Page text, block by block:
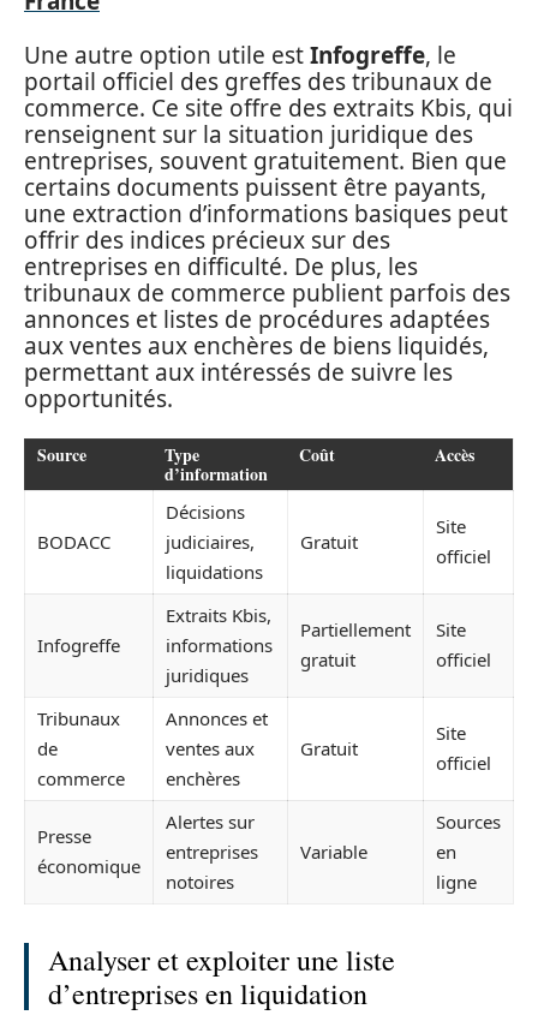
Une autre option utile estInfogreffe, le
portail officiel des greffes des tribunaux de
commerce. Ce site offre des extraits Kbis, qui
renseignent sur la situation juridique des
entreprises, souvent gratuitement. Bien que
certains documents puissent être payants,
une extraction d’informations basiques peut
offrir des indices précieux sur des
entreprises en difficulté. De plus, les
tribunaux de commerce publient parfois des
annonces et listes de procédures adaptées
aux ventes aux enchères de biens liquidés,
permettant aux intéressés de suivre les
opportunités.
Source Type
d’information
Coût Accès
BODACC
Décisions
judiciaires,
liquidations
Gratuit
Site
officiel
Infogreffe
Extraits Kbis,
informations
juridiques
Partiellement
gratuit
Site
officiel
Tribunaux
de
commerce
Annonces et
ventes aux
enchères
Gratuit
Site
officiel
Presse
économique
Alertes sur
entreprises
notoires
Variable
Sources
en
ligne
Analyser et exploiter une liste
d’entreprises en liquidation